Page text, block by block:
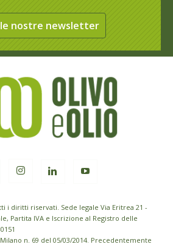
nostre newsletter
i diritti riservati. Sede legale Via Eritrea 21 -
Partita IVA e Iscrizione al Registro delle
n. 69 del 05/03/2014. Precedentemente